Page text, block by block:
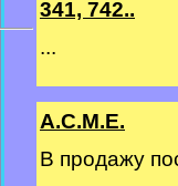
341, 742..
...
A.C.M.E.
В продажу